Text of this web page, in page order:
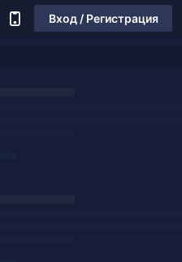
Вход / Регистрация